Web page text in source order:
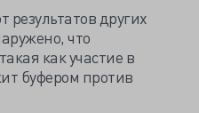
результатов других
что
как участие в
буфером против